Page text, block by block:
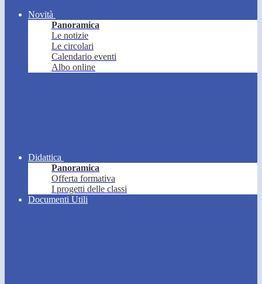
Novità
Panoramica
Le notizie
Le circolari
Calendario eventi
Albo online
Didattica
Panoramica
Offerta formativa
I progetti delle classi
Documenti Utili